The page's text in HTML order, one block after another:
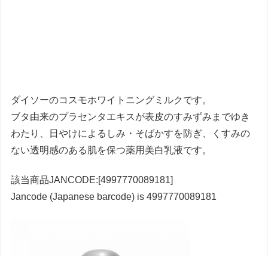
ダイソーのコスモホワイトニングミルクです。
ブタ由来のプラセンタエキスが表皮のすみずみまでゆき
わたり、日やけによるしみ・そばかすを防ぎ、くすみの
ない透明感のある肌を保つ薬用美白乳液です。
該当商品JANCODE:[4997770089181]
Jancode (Japanese barcode) is 4997770089181